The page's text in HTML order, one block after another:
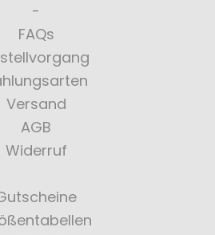
FAQs
Versand
AGB
Widerruf